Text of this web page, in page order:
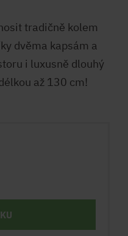
tradičně kolem
dvěma kapsám a
i luxusně dlouhý
až 130 cm!